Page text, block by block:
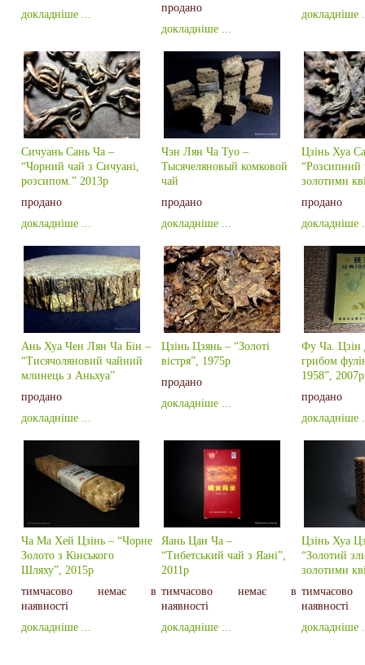
докладніше ...
продано
докладніше ...
докладніше
Сичуань Сань Ча –
“Чорний чай з Сичуані,
розсипом.” 2013р
продано
докладніше ...
Чэн Лян Ча Туо –
Тысячеляновый комковой
чай
продано
докладніше ...
Цзінь Хуа
“Розсипний
золотими
продано
докладніше
Ань Хуа Чен Лян Ча Бін –
“Тисячоляновий чайний
млинець з Аньхуа”
продано
докладніше ...
Цзінь Цзянь – “Золоті
вістря”, 1975р
продано
докладніше ...
Фу Ча. Цзін
грибом
1958”, 2007р
продано
докладніше
Ча Ма Хей Цзінь – “Чорне
Золото з Кінського
Шляху”, 2015р
тимчасово немає в
наявності
докладніше ...
Яань Цан Ча –
“Тибетський чай з Яані”,
2011р
тимчасово немає в
наявності
докладніше ...
Цзінь Хуа
“Золотий
золотими
наявності
докладніше